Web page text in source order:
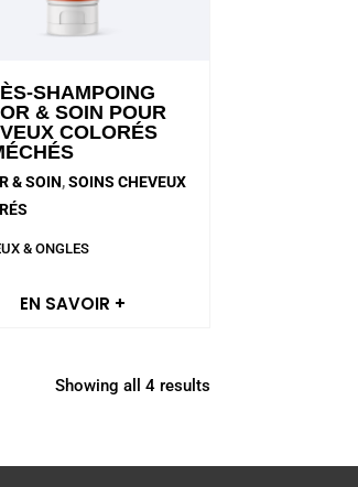
SHAMPOING
& SOIN POUR
COLORÉS
& SOIN,SOINS CHEVEUX
& ONGLES
EN SAVOIR +
Showing all 4 results